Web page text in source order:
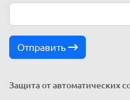
Отправить
Защита от автоматических